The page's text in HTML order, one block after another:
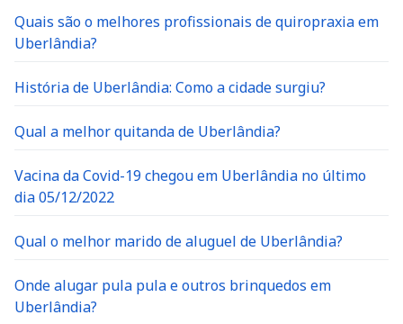
Quais são o melhores profissionais de quiropraxia em
Uberlândia?
História de Uberlândia: Como a cidade surgiu?
Qual a melhor quitanda de Uberlândia?
Vacina da Covid-19 chegou em Uberlândia no último
dia 05/12/2022
Qual o melhor marido de aluguel de Uberlândia?
Onde alugar pula pula e outros brinquedos em
Uberlândia?